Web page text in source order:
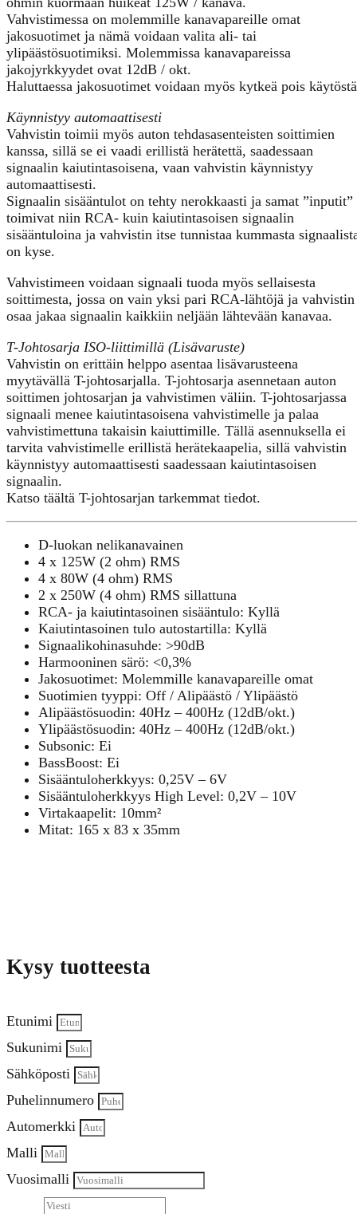
Vahvistimessa on molemmille kanavapareille omat
jakosuotimet ja nämä voidaan valita ali- tai
ylipäästösuotimiksi. Molemmissa kanavapareissa
jakojyrkkyydet ovat 12dB / okt.
Haluttaessa jakosuotimet voidaan myös kytkeä pois
Käynnistyy automaattisesti
Vahvistin toimii myös auton tehdasasenteisten soittimien
kanssa, sillä se ei vaadi erillistä herätettä, saadessaan
signaalin kaiutintasoisena, vaan vahvistin käynnistyy
automaattisesti.
Signaalin sisääntulot on tehty nerokkaasti ja samat ”inputit”
toimivat niin RCA- kuin kaiutintasoisen signaalin
sisääntuloina ja vahvistin itse tunnistaa kummasta
on kyse.
Vahvistimeen voidaan signaali tuoda myös sellaisesta
soittimesta, jossa on vain yksi pari RCA-lähtöjä ja vahvistin
osaa jakaa signaalin kaikkiin neljään lähtevään kanavaa.
T-Johtosarja ISO-liittimillä (Lisävaruste)
Vahvistin on erittäin helppo asentaa lisävarusteena
myytävällä T-johtosarjalla. T-johtosarja asennetaan auton
soittimen johtosarjan ja vahvistimen väliin. T-johtosarjassa
signaali menee kaiutintasoisena vahvistimelle ja palaa
vahvistimettuna takaisin kaiuttimille. Tällä asennuksella ei
tarvita vahvistimelle erillistä herätekaapelia, sillä vahvistin
käynnistyy automaattisesti saadessaan kaiutintasoisen
signaalin.
Katso täältä T-johtosarjan tarkemmat tiedot.
D-luokan nelikanavainen
4 x 125W (2 ohm) RMS
4 x 80W (4 ohm) RMS
2 x 250W (4 ohm) RMS sillattuna
RCA- ja kaiutintasoinen sisääntulo: Kyllä
Kaiutintasoinen tulo autostartilla: Kyllä
Signaalikohinasuhde: >90dB
Harmooninen särö: <0,3%
Jakosuotimet: Molemmille kanavapareille omat
Suotimien tyyppi: Off / Alipäästö / Ylipäästö
Alipäästösuodin: 40Hz – 400Hz (12dB/okt.)
Ylipäästösuodin: 40Hz – 400Hz (12dB/okt.)
Subsonic: Ei
BassBoost: Ei
Sisääntuloherkkyys: 0,25V – 6V
Sisääntuloherkkyys High Level: 0,2V – 10V
Virtakaapelit: 10mm²
Mitat: 165 x 83 x 35mm
Kysy tuotteesta
Etunimi
Sukunimi
Sähköposti
Puhelinnumero
Automerkki
Malli
Vuosimalli